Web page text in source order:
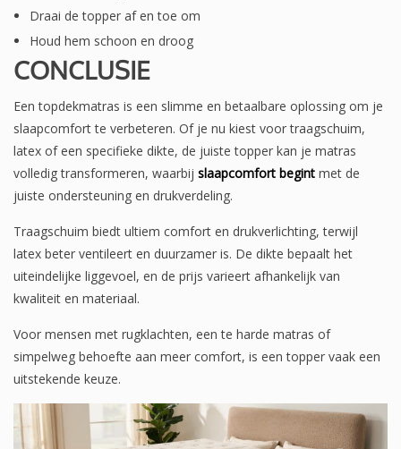
Draai de topper af en toe om
Houd hem schoon en droog
CONCLUSIE
Een topdekmatras is een slimme en betaalbare oplossing om je
slaapcomfort te verbeteren. Of je nu kiest voor traagschuim,
latex of een specifieke dikte, de juiste topper kan je matras
volledig transformeren, waarbij slaapcomfort begint met de
juiste ondersteuning en drukverdeling.
Traagschuim biedt ultiem comfort en drukverlichting, terwijl
latex beter ventileert en duurzamer is. De dikte bepaalt het
uiteindelijke liggevoel, en de prijs varieert afhankelijk van
kwaliteit en materiaal.
Voor mensen met rugklachten, een te harde matras of
simpelweg behoefte aan meer comfort, is een topper vaak een
uitstekende keuze.